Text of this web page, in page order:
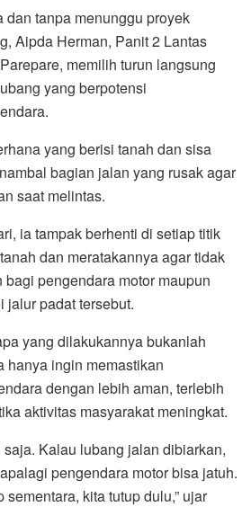
dan tanpa menunggu proyek
Aipda Herman, Panit 2 Lantas
memilih turun langsung
yang berpotensi
yang berisi tanah dan sisa
bagian jalan yang rusak agar
saat melintas.
ia tampak berhenti di setiap titik
dan meratakannya agar tidak
pengendara motor maupun
jalur padat tersebut.
yang dilakukannya bukanlah
hanya ingin memastikan
dengan lebih aman, terlebih
aktivitas masyarakat meningkat.
saja. Kalau lubang jalan dibiarkan,
pengendara motor bisa jatuh.
kita tutup dulu,” ujar